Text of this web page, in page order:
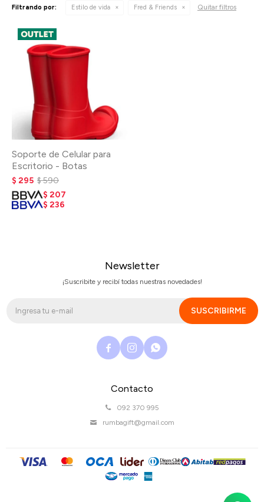
Filtrando por: Estilo de vida Fred & Friends Quitar filtros
Soporte de Celular para
Escritorio - Botas
$ 295 $590
$ 207
$ 236
Contacto
092 370 995
rumbagift@gmail.com
Newsletter
¡Suscribite y recibí todas nuestras novedades!
SUSCRIBIRME
  